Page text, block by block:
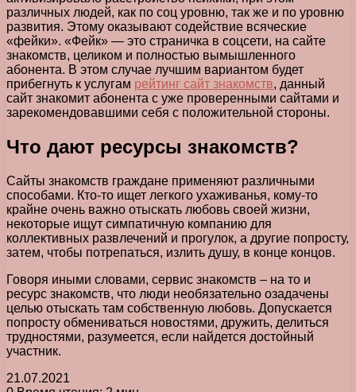
различных людей, как по соц уровню, так же и по уровню
развития. Этому оказывают содействие всяческие
«фейки». «Фейк» — это страничка в соцсети, на сайте
знакомств, целиком и полностью вымышленного
абонента. В этом случае лучшим вариантом будет
прибегнуть к услугам рейтинг сайт знакомств, данный
сайт знакомит абонента с уже проверенными сайтами и
зарекомендовавшими себя с положительной стороны.
Что дают ресурсы знакомств?
Сайты знакомств граждане применяют различными
способами. Кто-то ищет легкого ухаживанья, кому-то
крайне очень важно отыскать любовь своей жизни,
некоторые ищут симпатичную компанию для
коллективных развлечений и прогулок, а другие попросту,
затем, чтобы потрепаться, излить душу, в конце концов.
Говоря иными словами, сервис знакомств – на то и
ресурс знакомств, что люди необязательно озадачены
целью отыскать там собственную любовь. Допускается
попросту обмениваться новостями, дружить, делиться
трудностями, разумеется, если найдется достойный
участник.
21.07.2021